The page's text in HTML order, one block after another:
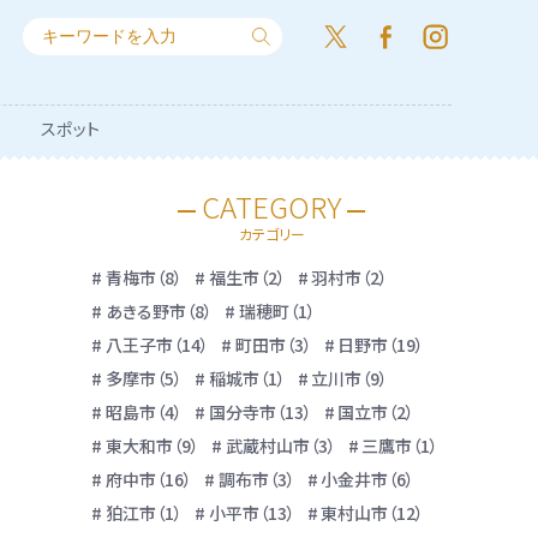
スポット
CATEGORY
カテゴリー
青梅市（8） 福生市（2）
羽村市（2）
あきる野市（8）
瑞穂町（1）
八王子市（14）
町田市（3）
日野市（19）
多摩市（5）
稲城市（1）
立川市（9）
昭島市（4）
国分寺市（13）
国立市（2）
東大和市（9）
武蔵村山市（3）
三鷹市（1）
府中市（16）
調布市（3）
小金井市（6）
狛江市（1）
小平市（13）
東村山市（12）